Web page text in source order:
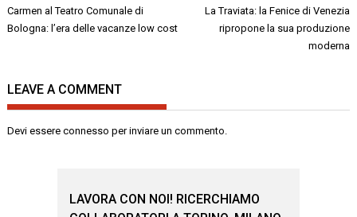
Navigazione
articoli
Carmen al Teatro Comunale di
Bologna: l’era delle vacanze low cost
La Traviata: la Fenice di Venezia
ripropone la sua produzione
moderna
LEAVE A COMMENT
Devi essereconnesso per inviare un commento.
LAVORA CON NOI! RICERCHIAMO